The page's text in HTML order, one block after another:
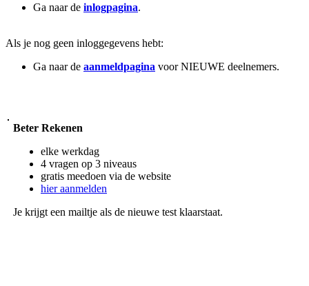
Ga naar de inlogpagina.
Als je nog geen inloggegevens hebt:
Ga naar de aanmeldpagina voor NIEUWE deelnemers.
Beter Rekenen
elke werkdag
4 vragen op 3 niveaus
gratis meedoen via de website
hier aanmelden
Je krijgt een mailtje als de nieuwe test klaarstaat.